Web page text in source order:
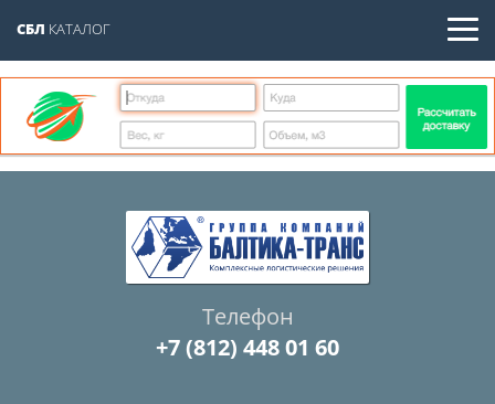
СБЛ КАТАЛОГ
Телефон
+7 (812) 448 01 60